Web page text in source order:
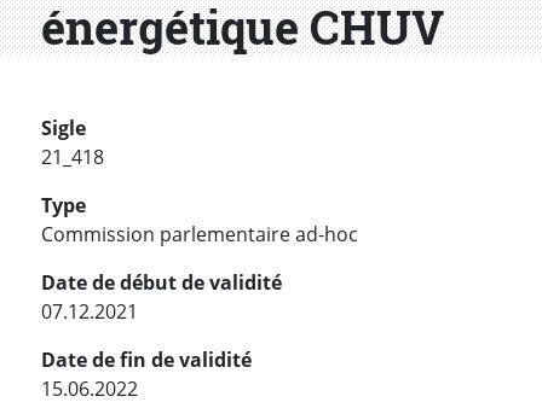
énergétique CHUV
Sigle
21_418
Type
Commission parlementaire ad-hoc
Date de début de validité
07.12.2021
Date de fin de validité
15.06.2022